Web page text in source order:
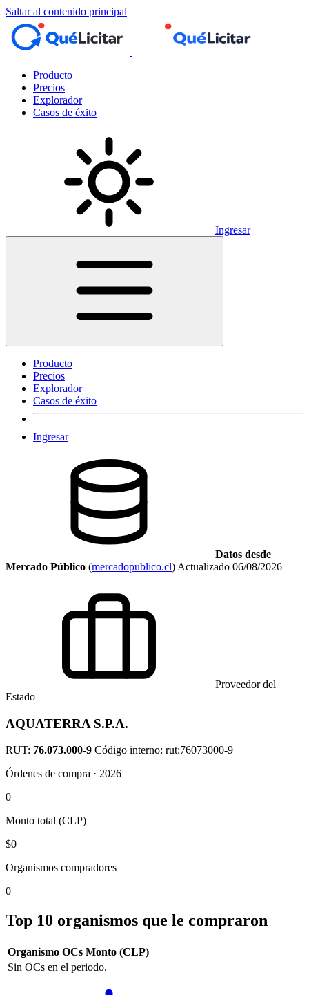
Saltar al contenido principal
Producto
Precios
Explorador
Casos de éxito
Ingresar
Producto
Precios
Explorador
Casos de éxito
Ingresar
Datos desde
Mercado Público (mercadopublico.cl) Actualizado 06/08/2026
Proveedor del
Estado
AQUATERRA S.P.A.
RUT: 76.073.000-9 Código interno: rut:76073000-9
Órdenes de compra · 2026
0
Monto total (CLP)
$0
Organismos compradores
0
Top 10 organismos que le compraron
Organismo OCs Monto (CLP)
Sin OCs en el periodo.